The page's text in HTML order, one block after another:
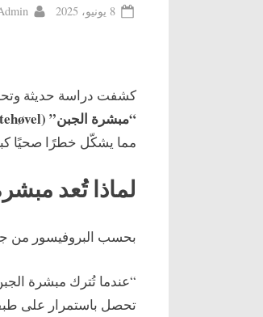
Posted
8 يونيو، 2025 By
كشفت دراسة حديثة
“مبشرة الجبن” (Ostehøvel)
مما يشكّل خطرًا صحيًا
لماذا تُعد
بحسب البروفيسور من
“عندما تُترك مبشرة
تحصل باستمرار على